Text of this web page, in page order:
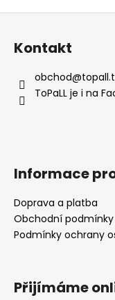
Kontakt
obchod@
ToPaLL je i na
Informace
Doprava a platba
Obchodní podmínky
Podmínky ochrany
Přijímáme